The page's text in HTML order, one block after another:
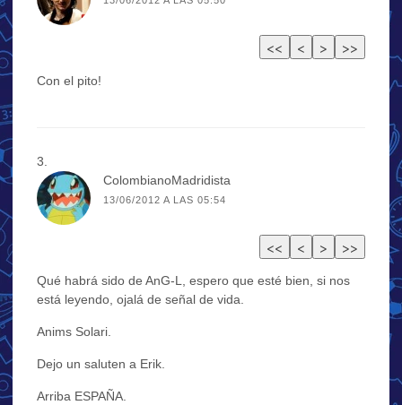
Con el pito!
ColombianoMadridista
13/06/2012 A LAS 05:54
Qué habrá sido de AnG-L, espero que esté bien, si nos
está leyendo, ojalá de señal de vida.
Anims Solari.
Dejo un saluten a Erik.
Arriba ESPAÑA.